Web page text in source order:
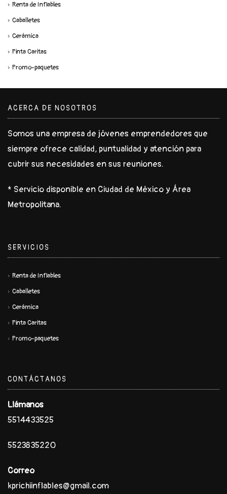
Renta de Inflables
Caballetes
Cerámica
Pinta Caritas
Promo-paquetes
ACERCA DE NOSOTROS
Somos una empresa de jóvenes emprendedores que
siempre ofrece calidad, puntualidad y atención para
cubrir sus necesidades en sus reuniones.
* Servicio disponible en Ciudad de México y Área
Metropolitana.
SERVICIOS
Renta de Inflables
Caballetes
Cerámica
Pinta Caritas
Promo-paquetes
CONTÁCTANOS
Llámanos
5514433525
5523835220
Correo
kprichiinflables@gmail.com